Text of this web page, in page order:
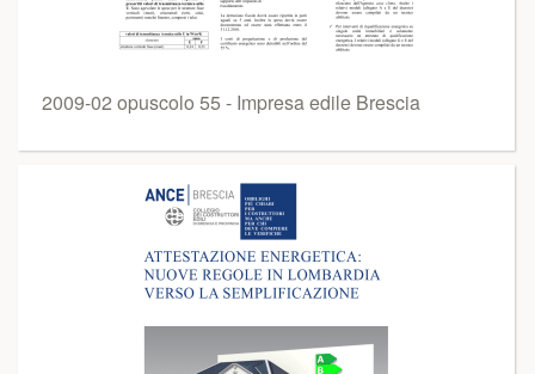
2009-02 opuscolo 55 - Impresa edile Brescia